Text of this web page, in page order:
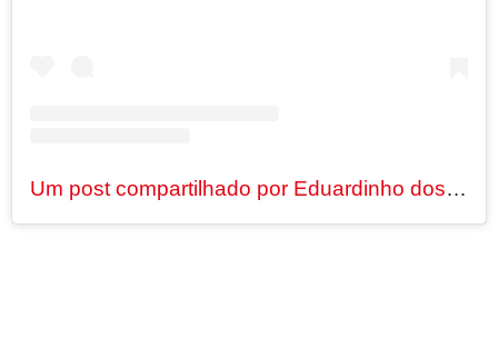
Um post compartilhado por Eduardinho dos Teclados (@eduardinhodosteclados)